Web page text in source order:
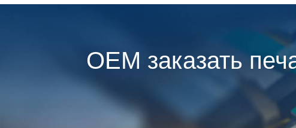
OEM заказать